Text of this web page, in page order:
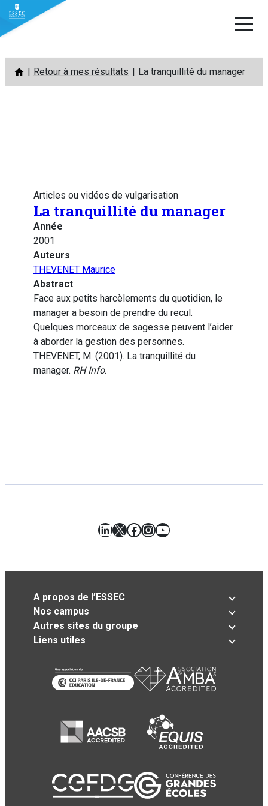
Aller
contenu
Retour à mes résultats La tranquillité du manager
Articles ou vidéos de vulgarisation
La tranquillité du manager
Année
2001
Auteurs
THEVENET Maurice
Abstract
Face aux petits harcèlements du quotidien, le
manager a besoin de prendre du recul.
Quelques morceaux de sagesse peuvent l’aider
à aborder la gestion des personnes.
THEVENET, M. (2001). La tranquillité du
manager. RH Info.
LinkedIn
X Facebook
Instagram
YouTube
A propos de l’ESSEC
Nos campus
Autres sites du groupe
Liens utiles